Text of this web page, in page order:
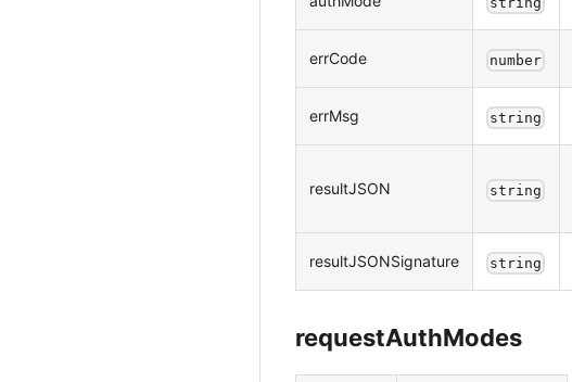
errCode number
errMsg string
resultJSON string
resultJSONSignature string
requestAuthModes